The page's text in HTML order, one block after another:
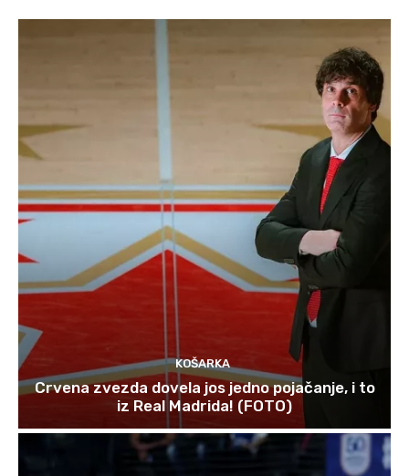
KOŠARKA
Crvena zvezda dovela jos jedno pojačanje, i to
iz Real Madrida! (FOTO)